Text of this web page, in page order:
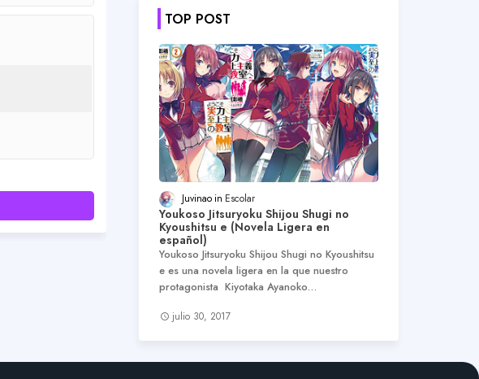
TOP POST
Juvinao Escolar
Youkoso Jitsuryoku Shijou Shugi no
Kyoushitsu e (Novela Ligera en
español)
Youkoso Jitsuryoku Shijou Shugi no Kyoushitsu
e es una novela ligera en la que nuestro
protagonista Kiyotaka Ayanoko…
julio 30, 2017